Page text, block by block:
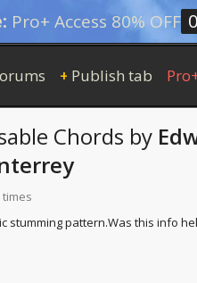
Pro+ Access 80% OFF 0
+ Publish tab
Chords by
stumming pattern.Was this info